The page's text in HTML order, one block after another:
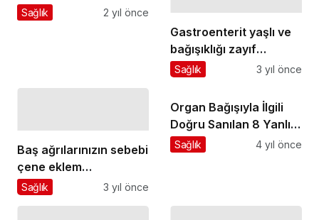
süresi uzuyor
Sağlık 2 yıl önce
Gastroenterit yaşlı ve
bağışıklığı zayıf
kişilerde ağır
Sağlık 3 yıl önce
Baş ağrılarınızın sebebi
çene eklem
rahatsızlıkları olabilir
Sağlık 3 yıl önce
Organ Bağışıyla İlgili
Doğru Sanılan 8 Yanlış
Bilgi
Sağlık 4 yıl önce